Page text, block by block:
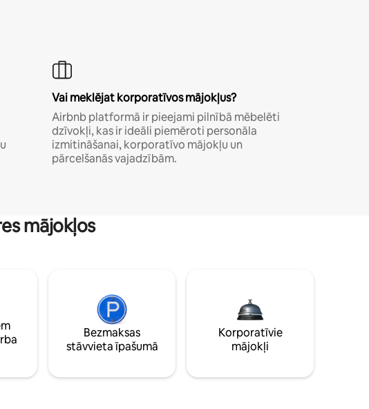
Vai meklējat korporatīvos mājokļus?
Airbnb platformā ir pieejami pilnībā mēbelēti
dzīvokļi, kas ir ideāli piemēroti personāla
izmitināšanai, korporatīvo mājokļu un
pārcelšanās vajadzībām.
mājokļos
Bezmaksas
stāvvieta īpašumā
Korporatīvie
mājokļi